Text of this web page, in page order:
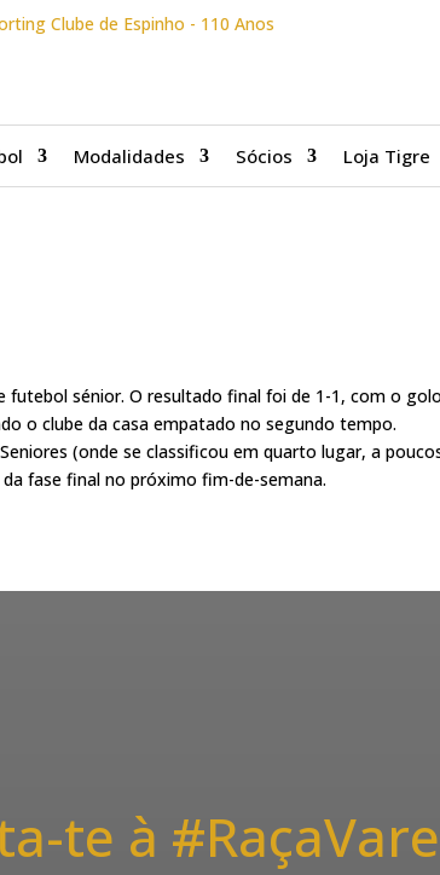
Modalidades Sócios Loja Tigre
sénior. O resultado final foi de 1-1, com o
o clube da casa empatado no segundo tempo.
(onde se classificou em quarto lugar, a
fase final no próximo fim-de-semana.
te à